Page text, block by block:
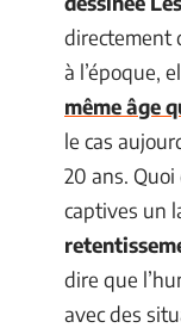
directement
à l’époque,
même âge
le cas
20 ans.
captives un
dire que
avec des